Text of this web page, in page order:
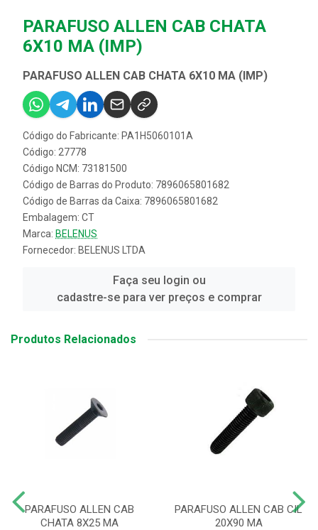
PARAFUSO ALLEN CAB CHATA
6X10 MA (IMP)
PARAFUSO ALLEN CAB CHATA 6X10 MA (IMP)
Código do Fabricante: PA1H5060101A
Código: 27778
Código NCM: 73181500
Código de Barras do Produto: 7896065801682
Código de Barras da Caixa: 7896065801682
Embalagem: CT
Marca: BELENUS
Fornecedor: BELENUS LTDA
Faça seu login ou
cadastre-se para ver preços e comprar
Produtos Relacionados
PARAFUSO ALLEN CAB
CHATA 8X25 MA
PARAFUSO ALLEN CAB CIL
20X90 MA